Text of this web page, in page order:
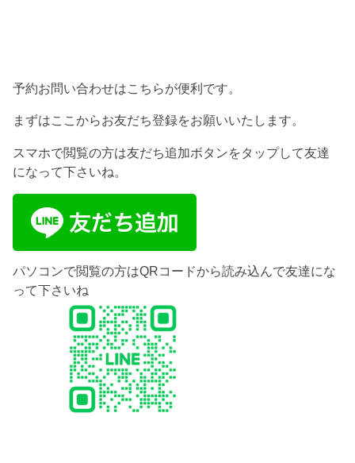
予約お問い合わせはこちらが便利です。
まずはここからお友だち登録をお願いいたします。
スマホで閲覧の方は友だち追加ボタンをタップして友達
になって下さいね。
パソコンで閲覧の方はQRコードから読み込んで友達にな
って下さいね